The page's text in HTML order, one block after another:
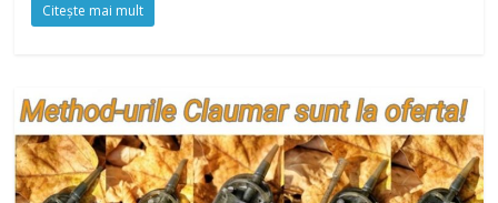
Citeşte mai mult